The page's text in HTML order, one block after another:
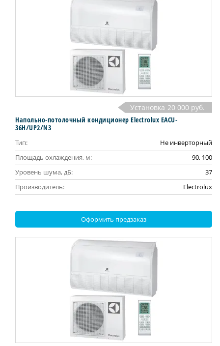
Установка 20 000 руб.
​Напольно-потолочный кондиционер Electrolux EACU-
36H/UP2/N3
Тип:
Не инверторный
Площадь охлаждения, м:
90, 100
Уровень шума, дБ:
37
Производитель:
Electrolux
Оформить предзаказ